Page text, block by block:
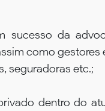
sucesso da
como
seguradoras etc.;
dentro do